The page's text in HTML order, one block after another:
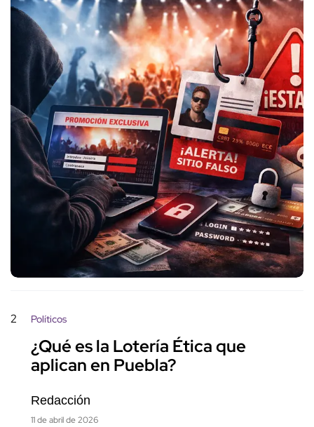
2 Políticos
¿Qué es la Lotería Ética que
aplican en Puebla?
Redacción
11 de abril de 2026